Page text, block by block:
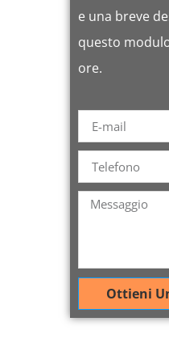
e una breve
questo
ore.
Ottieni